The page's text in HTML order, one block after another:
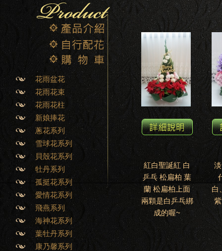
花雨盆花
花雨花束
花雨花柱
新娘捧花
蔥花系列
雪球花系列
貝殼花系列
牡丹系列
孤挺花系列
愛情花系列
飛燕系列
海神花系列
葉牡丹系列
康乃馨系列
紅白聖誕紅 白
乒乓 松扁柏 葉
蘭 松扁柏上面
兩顆是白乒乓綁
成的喔~
白